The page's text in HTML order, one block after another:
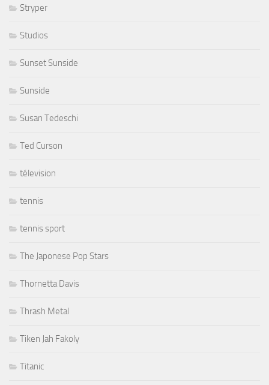
Stryper
Studios
Sunset Sunside
Sunside
Susan Tedeschi
Ted Curson
télevision
tennis
tennis sport
The Japonese Pop Stars
Thornetta Davis
Thrash Metal
Tiken Jah Fakoly
Titanic